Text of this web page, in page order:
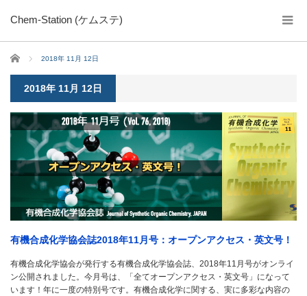
Chem-Station (ケムステ)
ホーム 2018年 11月 12日
2018年 11月 12日
有機合成化学協会誌2018年11月号：オープンアクセス・英文号！
有機合成化学協会が発行する有機合成化学協会誌、2018年11月号がオンライ
ン公開されました。今月号は、「全てオープンアクセス・英文号」になって
います！年に一度の特別号です。有機合成化学に関する、実に多彩な内容の